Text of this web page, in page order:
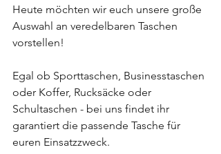
Heute möchten wir euch unsere große
Auswahl an veredelbaren Taschen
vorstellen!
Egal ob Sporttaschen, Businesstaschen
oder Koffer, Rucksäcke oder
Schultaschen - bei uns findet ihr
garantiert die passende Tasche für
euren Einsatzzweck.